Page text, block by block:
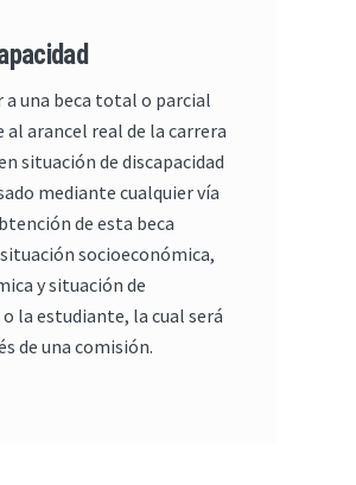
a una beca total o parcial
arancel real de la carrera
situación de discapacidad
mediante cualquier vía
de esta beca
socioeconómica,
y situación de
la estudiante, la cual será
de una comisión.